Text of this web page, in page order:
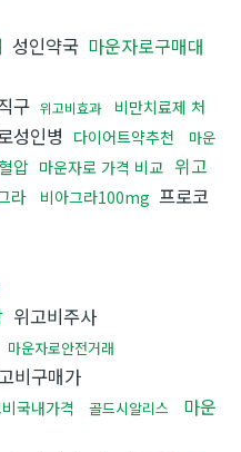
성인약국 마운자로구매대
구 위고비효과
비만치료제 처
성인병 다이어트약추천
마운
압 마운자로 가격 비교 위고
라 비아그라100mg 프로코
위고비주사
마운자로안전거래
비구매가
국내가격 골드시알리스
마운